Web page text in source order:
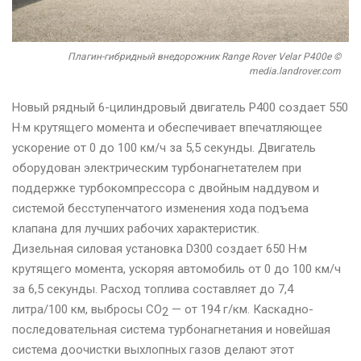
Плагин-гибридный внедорожник Range Rover Velar P400e ©
media.landrover.com
Новый рядный 6-цилиндровый двигатель P400 создает 550
Н·м крутящего момента и обеспечивает впечатляющее
ускорение от 0 до 100 км/ч за 5,5 секунды. Двигатель
оборудован электрическим турбонагнетателем при
поддержке турбокомпрессора с двойным наддувом и
системой бесступенчатого изменения хода подъема
клапана для лучших рабочих характеристик.
Дизельная силовая установка D300 создает 650 Н·м
крутящего момента, ускоряя автомобиль от 0 до 100 км/ч
за 6,5 секунды. Расход топлива составляет до 7,4
литра/100 км, выбросы CO2 — от 194 г/км. Каскадно-
последовательная система турбонагнетания и новейшая
система доочистки выхлопных газов делают этот